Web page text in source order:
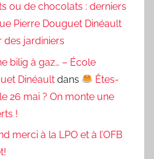
ou de chocolats : derniers
Pierre Douguet Dinéault
des jardiniers
bilig à gaz… – École
Dinéault dans
Êtes-
26 mai ? On monte une
!
merci à la LPO et à l’OFB